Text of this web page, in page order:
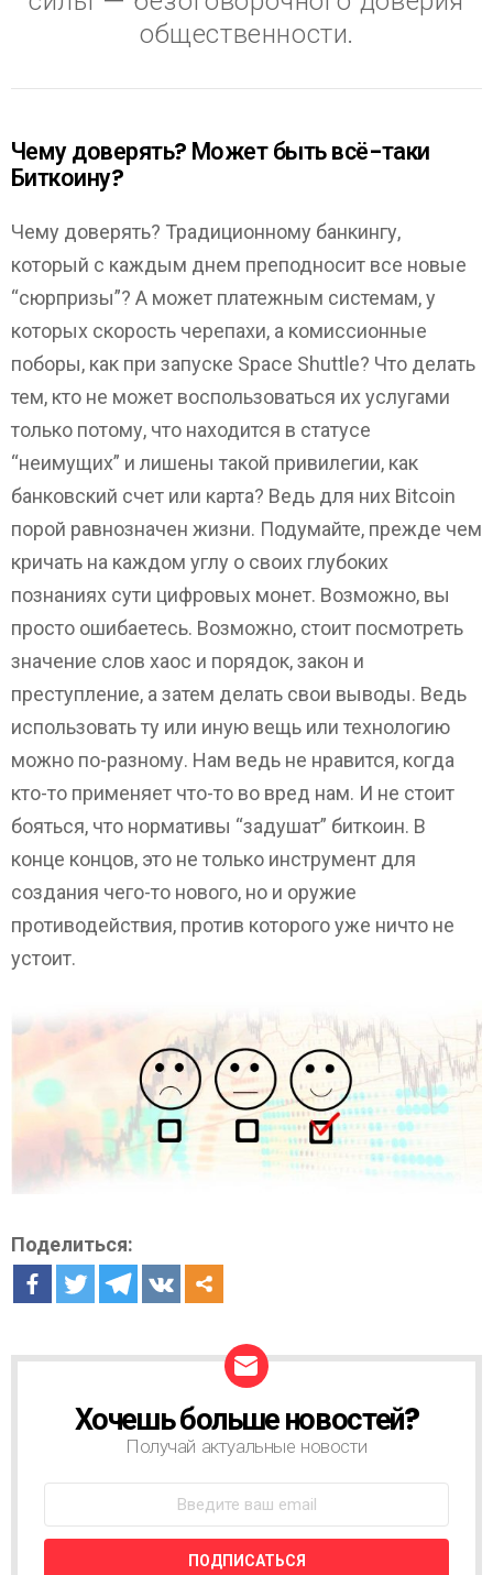
общественности.
Чему доверять? Может быть всё-таки
Биткоину?
Чему доверять? Традиционному банкингу,
который с каждым днем преподносит все новые
“сюрпризы”? А может платежным системам, у
которых скорость черепахи, а комиссионные
поборы, как при запуске Space Shuttle? Что делать
тем, кто не может воспользоваться их услугами
только потому, что находится в статусе
“неимущих” и лишены такой привилегии, как
банковский счет или карта? Ведь для них Bitcoin
порой равнозначен жизни. Подумайте, прежде чем
кричать на каждом углу о своих глубоких
познаниях сути цифровых монет. Возможно, вы
просто ошибаетесь. Возможно, стоит посмотреть
значение слов хаос и порядок, закон и
преступление, а затем делать свои выводы. Ведь
использовать ту или иную вещь или технологию
можно по-разному. Нам ведь не нравится, когда
кто-то применяет что-то во вред нам. И не стоит
бояться, что нормативы “задушат” биткоин. В
конце концов, это не только инструмент для
создания чего-то нового, но и оружие
противодействия, против которого уже ничто не
устоит.
Поделиться:
О
Т
Н
Хочешь больше новостей?
Получай актуальные новости